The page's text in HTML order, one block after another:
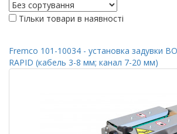
Тільки товари в наявності
Fremco 101-10034 - установка задувки
RAPID (кабель 3-8 мм; канал 7-20 мм)